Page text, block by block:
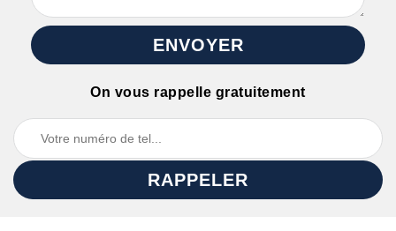
On vous rappelle gratuitement